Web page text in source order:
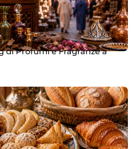
di Profumi e Fragranze a